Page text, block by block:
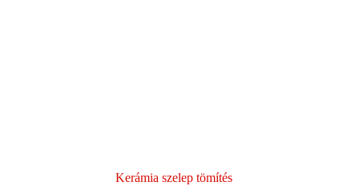
Kerámia szelep tömítés